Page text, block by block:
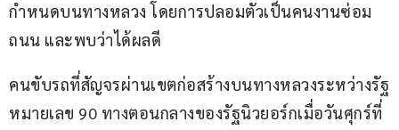
กำหนดบนทางหลวง โดยการปลอมตัวเป็นคนงานซ่อม
ถนน และพบว่าได้ผลดี
คนขับรถที่สัญจรผ่านเขตก่อสร้างบนทางหลวงระหว่างรัฐ
หมายเลข 90 ทางตอนกลางของรัฐนิวยอร์กเมื่อวันศุกร์ที่